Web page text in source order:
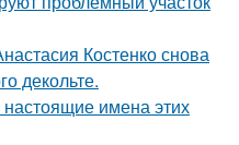
Костенко снова
декольте.
имена этих